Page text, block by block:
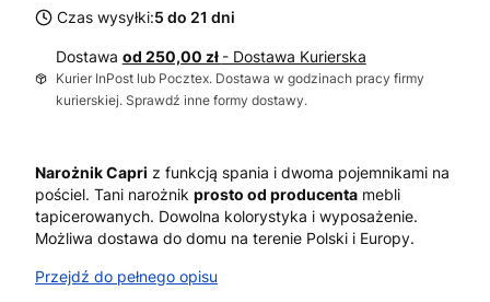
Czas wysyłki:5 do 21 dni
Dostawa od 250,00 zł - Dostawa Kurierska
Kurier InPost lub Pocztex. Dostawa w godzinach pracy firmy
kurierskiej. Sprawdź inne formy dostawy.
Narożnik Capri z funkcją spania i dwoma pojemnikami na
pościel. Tani narożnik prosto od producenta mebli
tapicerowanych. Dowolna kolorystyka i wyposażenie.
Możliwa dostawa do domu na terenie Polski i Europy.
Przejdź do pełnego opisu